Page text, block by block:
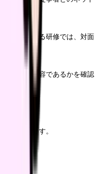
医療に関する研修では、対面
合致した内容であるかを確認
となります。
ます。